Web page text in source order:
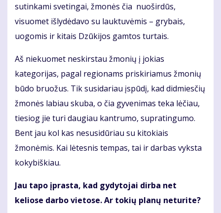
sutinkami svetingai, žmonės čia nuoširdūs,
visuomet išlydėdavo su lauktuvėmis – grybais,
uogomis ir kitais Dzūkijos gamtos turtais.
Aš niekuomet neskirstau žmonių į jokias
kategorijas, pagal regionams priskiriamus žmonių
būdo bruožus. Tik susidariau įspūdį, kad didmiesčių
žmonės labiau skuba, o čia gyvenimas teka lėčiau,
tiesiog jie turi daugiau kantrumo, supratingumo.
Bent jau kol kas nesusidūriau su kitokiais
žmonėmis. Kai lėtesnis tempas, tai ir darbas vyksta
kokybiškiau.
Jau tapo įprasta, kad gydytojai dirba net
keliose darbo vietose. Ar tokių planų neturite?